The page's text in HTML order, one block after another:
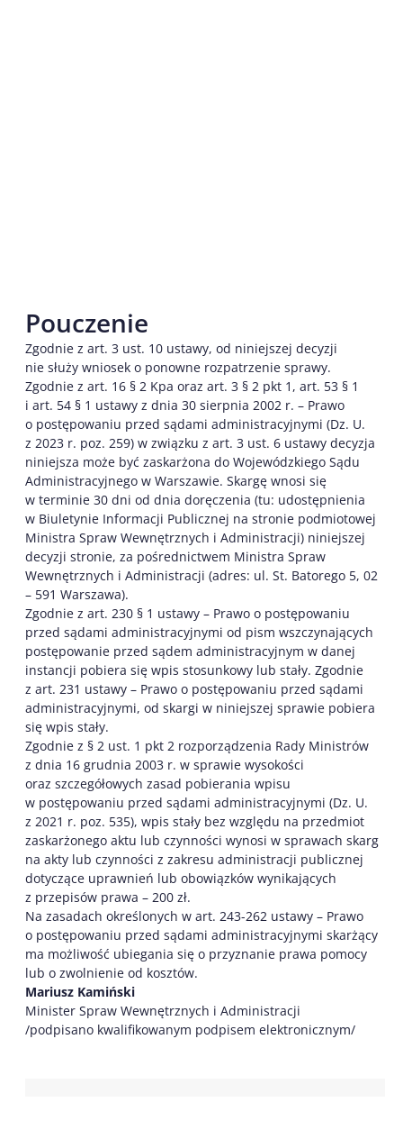
Pouczenie
Zgodnie z art. 3 ust. 10 ustawy, od niniejszej decyzji
nie służy wniosek o ponowne rozpatrzenie sprawy.
Zgodnie z art. 16 § 2 Kpa oraz art. 3 § 2 pkt 1, art. 53 § 1
i art. 54 § 1 ustawy z dnia 30 sierpnia 2002 r. – Prawo
o postępowaniu przed sądami administracyjnymi (Dz. U.
z 2023 r. poz. 259) w związku z art. 3 ust. 6 ustawy decyzja
niniejsza może być zaskarżona do Wojewódzkiego Sądu
Administracyjnego w Warszawie. Skargę wnosi się
w terminie 30 dni od dnia doręczenia (tu: udostępnienia
w Biuletynie Informacji Publicznej na stronie podmiotowej
Ministra Spraw Wewnętrznych i Administracji) niniejszej
decyzji stronie, za pośrednictwem Ministra Spraw
Wewnętrznych i Administracji (adres: ul. St. Batorego 5, 02
– 591 Warszawa).
Zgodnie z art. 230 § 1 ustawy – Prawo o postępowaniu
przed sądami administracyjnymi od pism wszczynających
postępowanie przed sądem administracyjnym w danej
instancji pobiera się wpis stosunkowy lub stały. Zgodnie
z art. 231 ustawy – Prawo o postępowaniu przed sądami
administracyjnymi, od skargi w niniejszej sprawie pobiera
się wpis stały.
Zgodnie z § 2 ust. 1 pkt 2 rozporządzenia Rady Ministrów
z dnia 16 grudnia 2003 r. w sprawie wysokości
oraz szczegółowych zasad pobierania wpisu
w postępowaniu przed sądami administracyjnymi (Dz. U.
z 2021 r. poz. 535), wpis stały bez względu na przedmiot
zaskarżonego aktu lub czynności wynosi w sprawach skarg
na akty lub czynności z zakresu administracji publicznej
dotyczące uprawnień lub obowiązków wynikających
z przepisów prawa – 200 zł.
Na zasadach określonych w art. 243-262 ustawy – Prawo
o postępowaniu przed sądami administracyjnymi skarżący
ma możliwość ubiegania się o przyznanie prawa pomocy
lub o zwolnienie od kosztów.
Mariusz Kamiński
Minister Spraw Wewnętrznych i Administracji
/podpisano kwalifikowanym podpisem elektronicznym/